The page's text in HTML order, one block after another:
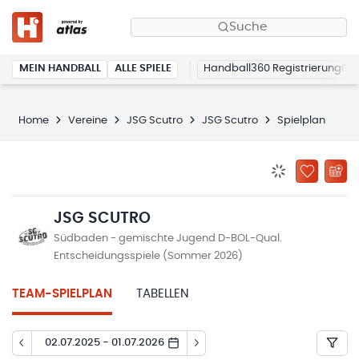
Suche
MEIN HANDBALL ALLE SPIELE Handball360 Registrierung
Home Vereine JSG Scutro JSG Scutro Spielplan
ZU
JSG SCUTRO
Südbaden - gemischte Jugend D-BOL-Qual.
Entscheidungsspiele (Sommer 2026)
TEAM-SPIELPLAN TABELLEN
02.07.2025 - 01.07.2026